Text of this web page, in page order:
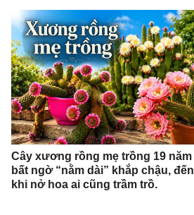
Cây xương rồng mẹ trồng 19 năm
bất ngờ “nằm dài” khắp chậu, đến
khi nở hoa ai cũng trầm trồ.